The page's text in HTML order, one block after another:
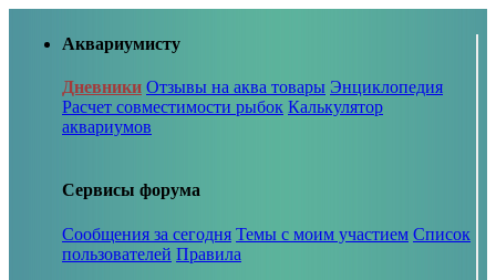
Аквариумисту
Дневники Отзывы на аква товары Энциклопедия
Расчет совместимости рыбок Калькулятор
аквариумов
Сервисы форума
Сообщения за сегодня Темы с моим участием Список
пользователей Правила